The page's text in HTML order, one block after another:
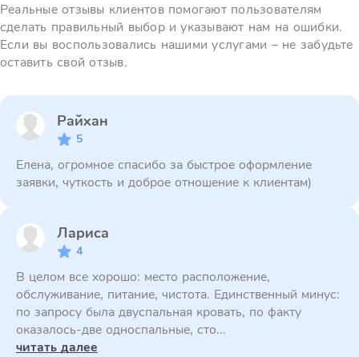
Реальные отзывы клиентов помогают пользователям
сделать правильный выбор и указывают нам на ошибки.
Если вы воспользовались нашими услугами – не забудьте
оставить свой отзыв.
Райхан
5
Елена, огромное спасибо за быстрое оформление
заявки, чуткость и доброе отношение к клиентам)
Лариса
4
В целом все хорошо: место расположение,
обслуживание, питание, чистота. Единственный минус:
по запросу была двуспальная кровать, по факту
оказалось-две односпальные, сто...
читать далее